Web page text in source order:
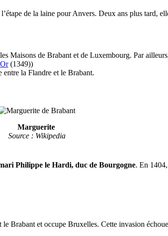
de la laine pour Anvers. Deux ans plus tard,
Maisons de Brabant et de Luxembourg. Par
(1349))
entre la Flandre et le Brabant.
Marguerite
Source : Wikipedia
Philippe le Hardi, duc de Bourgogne. En
Brabant et occupe Bruxelles. Cette invasion